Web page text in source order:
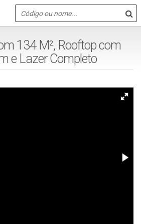
134 M², Rooftop com
e Lazer Completo